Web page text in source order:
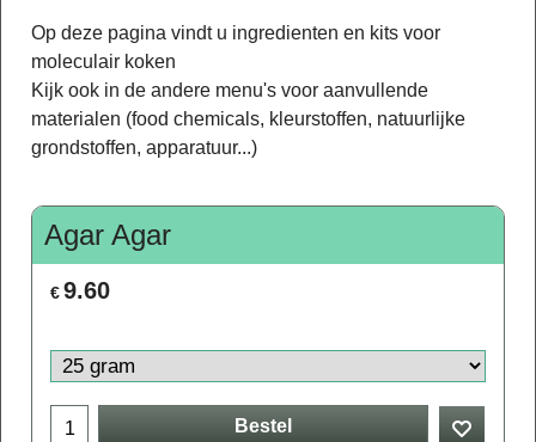
Op deze pagina vindt u ingredienten en kits voor
moleculair koken
Kijk ook in de andere menu's voor aanvullende
materialen (food chemicals, kleurstoffen, natuurlijke
grondstoffen, apparatuur...)
Agar Agar
€9.60
Bestel